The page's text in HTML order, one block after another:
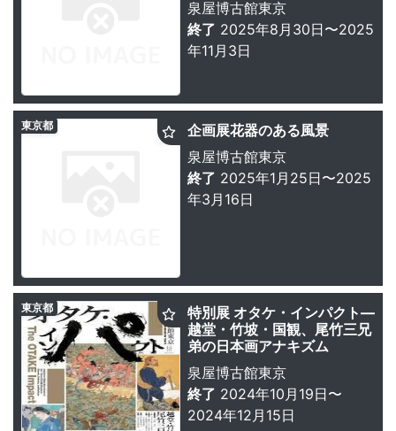
泉屋博古館東京
終了 2025年8月30日〜2025
年11月3日
企画展花器のある風景
泉屋博古館東京
終了 2025年1月25日〜2025
年3月16日
東京都
特別展 オタケ・インパクト―
越堂・竹坡・国観、尾竹三兄
弟の日本画アナキズム
泉屋博古館東京
終了 2024年10月19日〜
2024年12月15日
東京都